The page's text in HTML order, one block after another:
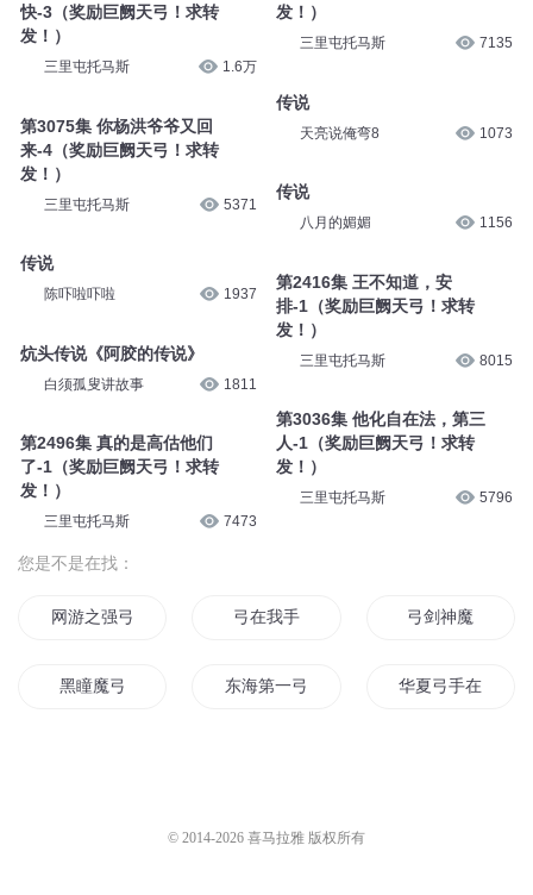
快-3（奖励巨阙天弓！求转
发！）
三里屯托马斯 1.6万
第3075集 你杨洪爷爷又回
来-4（奖励巨阙天弓！求转
发！）
三里屯托马斯 5371
传说
陈吓啦吓啦 1937
炕头传说《阿胶的传说》
白须孤叟讲故事 1811
第2496集 真的是高估他们
了-1（奖励巨阙天弓！求转
发！）
三里屯托马斯 7473
发！）
三里屯托马斯 7135
传说
天亮说俺弯8 1073
传说
八月的媚媚 1156
第2416集 王不知道，安
排-1（奖励巨阙天弓！求转
发！）
三里屯托马斯 8015
第3036集 他化自在法，第三
人-1（奖励巨阙天弓！求转
发！）
三里屯托马斯 5796
您是不是在找：
网游之强弓 弓在我手 弓剑神魔
黑瞳魔弓 东海第一弓 华夏弓手在异世
© 2014-2026 喜马拉雅 版权所有